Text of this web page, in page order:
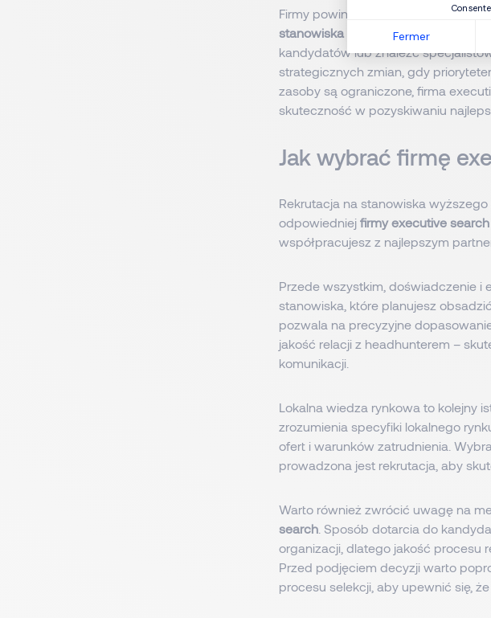
Fermer
Firmy powinny rozważyć
stanowiska wyższego szczebla
,
kandydatów lub znaleźć
strategicznych zmian, gdy
zasoby są ograniczone, firma
skuteczność w pozyskiwaniu
Jak wybrać firmę
Rekrutacja na stanowiska
odpowiedniej firmy executive search
współpracujesz z najlepszym
Przede wszystkim, doświadczenie
stanowiska, które planujesz
pozwala na precyzyjne
jakość relacji z headhunterem –
komunikacji.
Lokalna wiedza rynkowa to kolejny
zrozumienia specyfiki lokalnego
ofert i warunków zatrudnienia.
prowadzona jest rekrutacja, aby
Warto również zwrócić uwagę na
search . Sposób dotarcia do
organizacji, dlatego jakość procesu
Przed podjęciem decyzji warto
procesu selekcji, aby upewnić się,